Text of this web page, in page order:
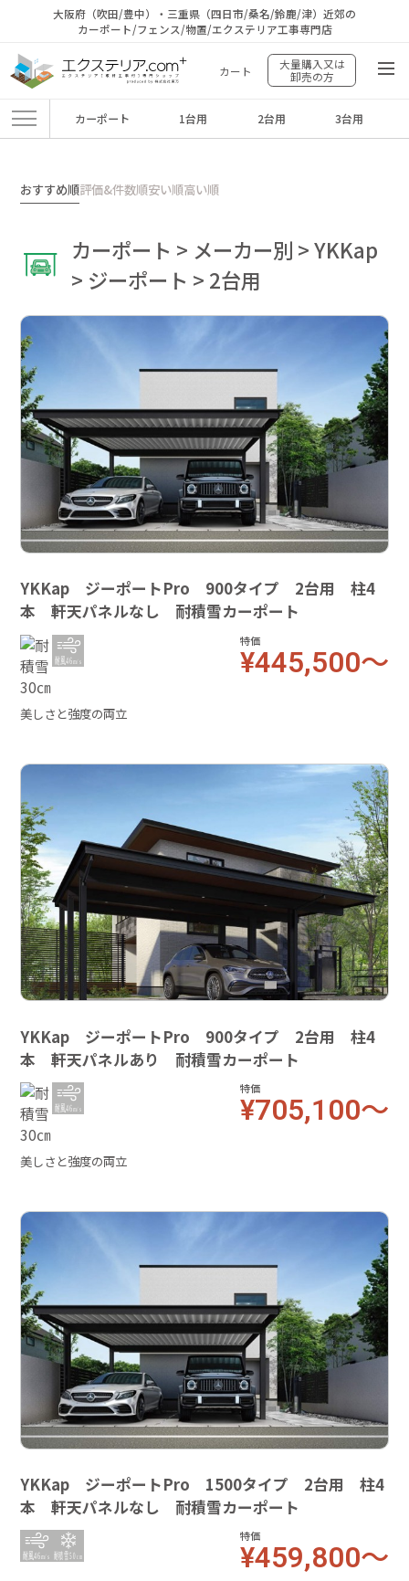
大阪府（吹田/豊中）・三重県（四日市/桑名/鈴鹿/津）近郊の
カーポート/フェンス/物置/エクステリア工事専門店
カート
大量購入又は
卸売の方
カーポート 1台用 2台用 3台用
おすすめ順評価&件数順安い順高い順
カーポート > メーカー別 > YKKap
> ジーポート > 2台用
YKKap ジーポートPro 900タイプ 2台用 柱4
本 軒天パネルなし 耐積雪カーポート
特価
¥445,500～
美しさと強度の両立
YKKap ジーポートPro 900タイプ 2台用 柱4
本 軒天パネルあり 耐積雪カーポート
特価
¥705,100～
美しさと強度の両立
YKKap ジーポートPro 1500タイプ 2台用 柱4
本 軒天パネルなし 耐積雪カーポート
特価
¥459,800～